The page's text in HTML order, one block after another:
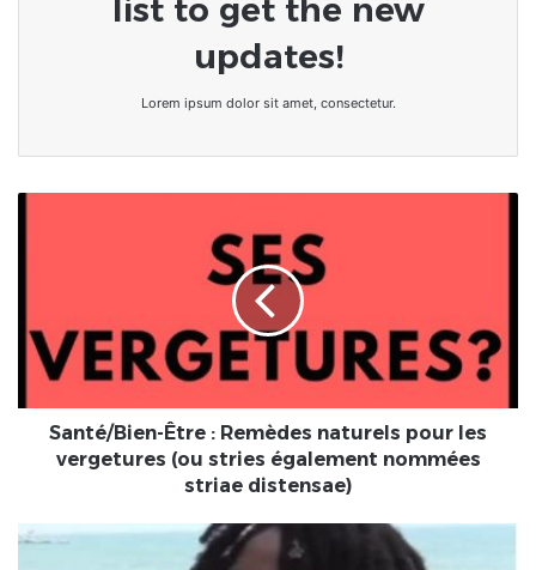
list to get the new
updates!
Lorem ipsum dolor sit amet, consectetur.
pour
vergetures
(ou
stries
également
distensae)
Santé/Bien-Être : Remèdes naturels pour les
vergetures (ou stries également nommées
striae distensae)
Une